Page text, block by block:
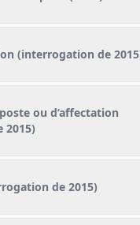
(interrogation de
ou d’affectation
2015)
de 2015)